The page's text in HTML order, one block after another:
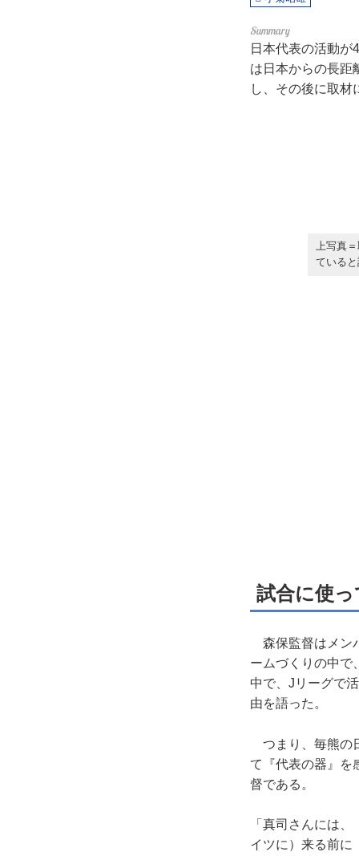
日本代表の活動
は日本からの長距
し、その後に取材
上写真
ている
試合に使
森保監督はメン
ームづくりの中で
中で、Jリーグで
由を語った。
つまり、毎熊の
て『代表の器』を
督である。
「真司さんには
イツに）来る前に